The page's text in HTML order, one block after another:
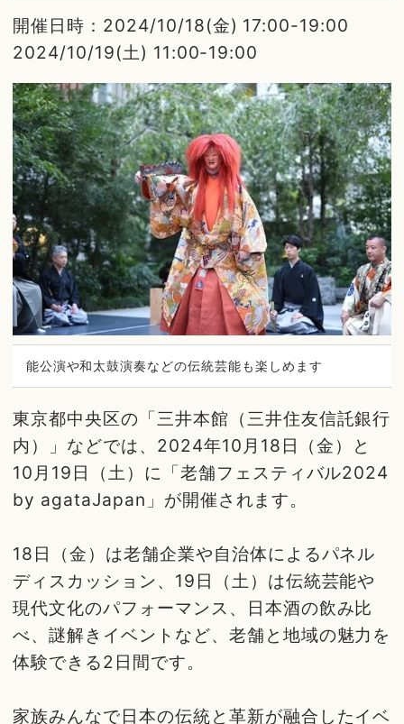
開催日時：2024/10/18(金) 17:00-19:00
2024/10/19(土) 11:00-19:00
能公演や和太鼓演奏などの伝統芸能も楽しめます
東京都中央区の「三井本館（三井住友信託銀行
内）」などでは、2024年10月18日（金）と
10月19日（土）に「老舗フェスティバル2024
by agataJapan」が開催されます。
18日（金）は老舗企業や自治体によるパネル
ディスカッション、19日（土）は伝統芸能や
現代文化のパフォーマンス、日本酒の飲み比
べ、謎解きイベントなど、老舗と地域の魅力を
体験できる2日間です。
家族みんなで日本の伝統と革新が融合したイベ